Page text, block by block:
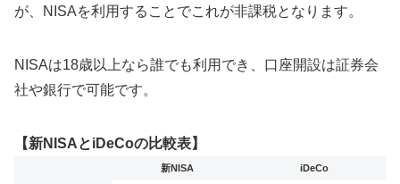
が、NISAを利用することでこれが非課税となります。
NISAは18歳以上なら誰でも利用でき、口座開設は証券会
社や銀行で可能です。
【新NISAとiDeCoの比較表】
新NISA iDeCo